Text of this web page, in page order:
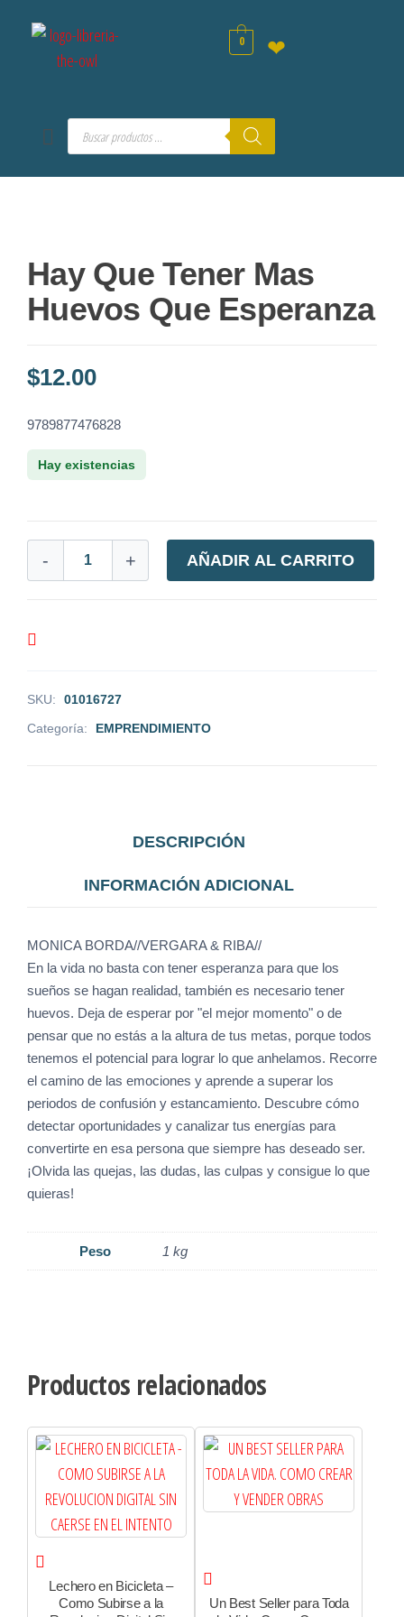
0 ❤
Hay Que Tener Mas
Huevos Que Esperanza
$12.00
9789877476828
Hay existencias
- + AÑADIR AL CARRITO
SKU:
01016727
Categoría:
EMPRENDIMIENTO
DESCRIPCIÓN
INFORMACIÓN ADICIONAL
MONICA BORDA//VERGARA & RIBA//
En la vida no basta con tener esperanza para que los
sueños se hagan realidad, también es necesario tener
huevos. Deja de esperar por "el mejor momento" o de
pensar que no estás a la altura de tus metas, porque todos
tenemos el potencial para lograr lo que anhelamos. Recorre
el camino de las emociones y aprende a superar los
periodos de confusión y estancamiento. Descubre cómo
detectar oportunidades y canalizar tus energías para
convertirte en esa persona que siempre has deseado ser.
¡Olvida las quejas, las dudas, las culpas y consigue lo que
quieras!
Peso 1 kg
Productos relacionados
Lechero en Bicicleta –
Como Subirse a la
Un Best Seller para Toda